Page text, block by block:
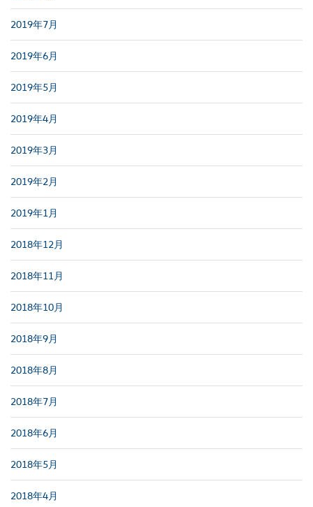
2019年7月
2019年6月
2019年5月
2019年4月
2019年3月
2019年2月
2019年1月
2018年12月
2018年11月
2018年10月
2018年9月
2018年8月
2018年7月
2018年6月
2018年5月
2018年4月